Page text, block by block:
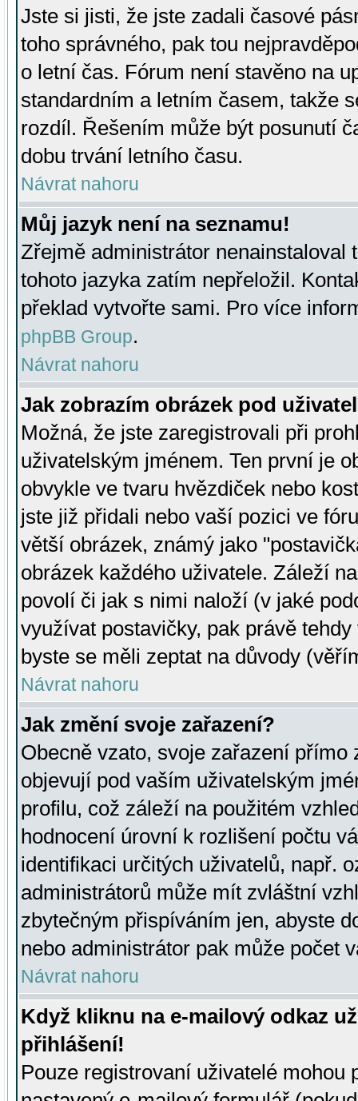
Jste si jisti, že jste zadali časové
toho správného, pak tou
o letní čas. Fórum není stavěno na
standardním a letním časem, takže
rozdíl. Řešením může být posunutí
dobu trvání letního času.
Návrat nahoru
Můj jazyk není na seznamu!
Zřejmě administrátor nenainstaloval
tohoto jazyka zatím nepřeložil.
překlad vytvořte sami. Pro více
phpBB Group.
Návrat nahoru
Jak zobrazím obrázek pod
Možná, že jste zaregistrovali při
uživatelským jménem. Ten první je
obvykle ve tvaru hvězdiček nebo
jste již přidali nebo vaší pozici ve
větší obrázek, známý jako
obrázek každého uživatele. Záleží
povolí či jak s nimi naloží (v jaké
využívat postavičky, pak právě
byste se měli zeptat na důvody
Návrat nahoru
Jak změní svoje zařazení?
Obecně vzato, svoje zařazení přímo
objevují pod vaším uživatelským
profilu, což záleží na použitém
hodnocení úrovní k rozlišení počtu
identifikaci určitých uživatelů, např.
administrátorů může mít zvláštní
zbytečným přispíváním jen, abyste
nebo administrátor pak může počet
Návrat nahoru
Když kliknu na e-mailový odkaz
přihlášení!
Pouze registrovaní uživatelé mohou